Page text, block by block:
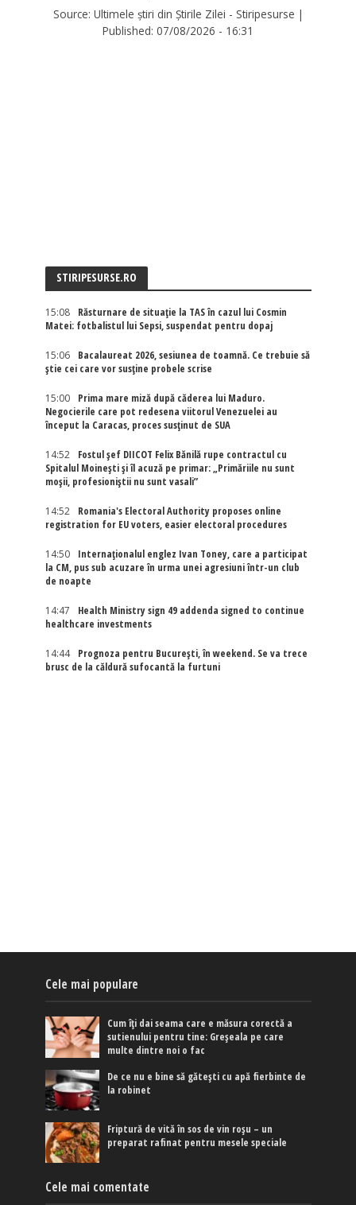
Source: Ultimele știri din Știrile Zilei - Stiripesurse |
Published: 07/08/2026 - 16:31
STIRIPESURSE.RO
15:08
Răsturnare de situație la TAS în cazul lui Cosmin
Matei: fotbalistul lui Sepsi, suspendat pentru dopaj
15:06
Bacalaureat 2026, sesiunea de toamnă. Ce trebuie să
știe cei care vor susține probele scrise
15:00
Prima mare miză după căderea lui Maduro.
Negocierile care pot redesena viitorul Venezuelei au
început la Caracas, proces susținut de SUA
14:52
Fostul șef DIICOT Felix Bănilă rupe contractul cu
Spitalul Moinești și îl acuză pe primar: „Primăriile nu sunt
moșii, profesioniștii nu sunt vasali”
14:52
Romania's Electoral Authority proposes online
registration for EU voters, easier electoral procedures
14:50
Internaţionalul englez Ivan Toney, care a participat
la CM, pus sub acuzare în urma unei agresiuni într-un club
de noapte
14:47
Health Ministry sign 49 addenda signed to continue
healthcare investments
14:44
Prognoza pentru București, în weekend. Se va trece
brusc de la căldură sufocantă la furtuni
Cele mai populare
Cum îți dai seama care e măsura corectă a
sutienului pentru tine: Greșeala pe care
multe dintre noi o fac
De ce nu e bine să gătești cu apă fierbinte de
la robinet
Friptură de vită în sos de vin roșu – un
preparat rafinat pentru mesele speciale
Cele mai comentate